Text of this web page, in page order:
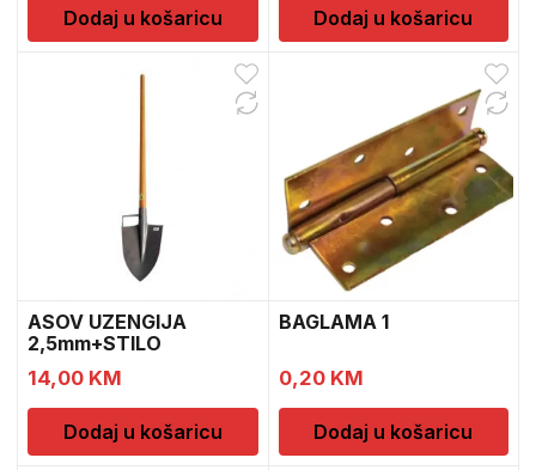
Dodaj u košaricu Dodaj u košaricu
ASOV UZENGIJA
2,5mm+STILO
14,00 KM
Dodaj u košaricu
BAGLAMA 1
0,20 KM
Dodaj u košaricu